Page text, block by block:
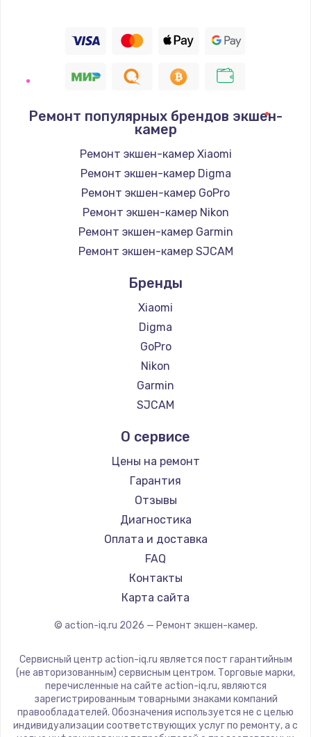
2500 руб.
1400 руб.
Заказать
Замена / ремонт электронного модуля
Заказать
1100 руб.
Заказать
Замена платы сенсора
900 руб.
Заказать
900 руб.
Заказать
Замена сенсорного датчика
Заказать
Замена сигнальной лампы
1200 руб.
1500 руб.
Заказать
Замена температурного датчика
Ремонт популярных брендов экшен-
камер
Ремонт экшен-камер Xiaomi
Ремонт экшен-камер Digma
Ремонт экшен-камер GoPro
Ремонт экшен-камер Nikon
Ремонт экшен-камер Garmin
Ремонт экшен-камер SJCAM
Бренды
Xiaomi
Digma
GoPro
Nikon
Garmin
SJCAM
О сервисе
Цены на ремонт
Гарантия
Отзывы
Диагностика
Оплата и доставка
FAQ
Контакты
Карта сайта
© action-iq.ru 2026 — Ремонт экшен-камер.
Сервисный центр action-iq.ru является пост гарантийным
(не авторизованным) сервисным центром. Торговые марки,
перечисленные на сайте action-iq.ru, являются
зарегистрированным товарными знаками компаний
правообладателей. Обозначения используется не с целью
индивидуализации соответствующих услуг по ремонту, а с